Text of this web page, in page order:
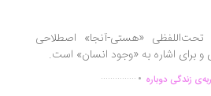
«هستی-آنجا» اصطلاحی
به «وجود انسان» است.
................دوباره